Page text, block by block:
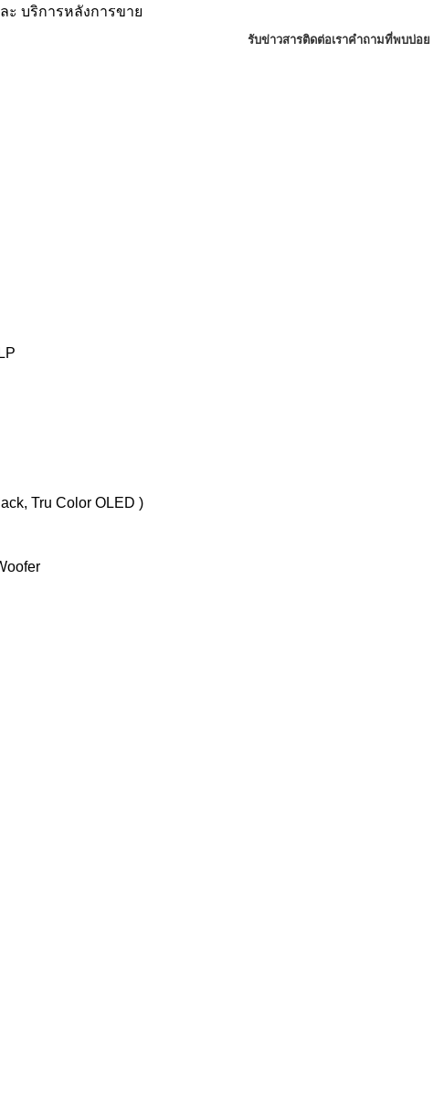
ะ บริการหลังการขาย
รับข่าวสารติดต่อเราคำถามที่พบบ่อย
Tru Color OLED )